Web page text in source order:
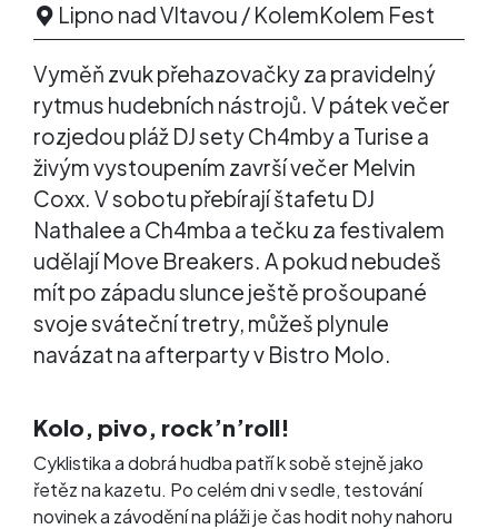
Lipno nad Vltavou / KolemKolem Fest
Vyměň zvuk přehazovačky za pravidelný
rytmus hudebních nástrojů. V pátek večer
rozjedou pláž DJ sety Ch4mby a Turise a
živým vystoupením završí večer Melvin
Coxx. V sobotu přebírají štafetu DJ
Nathalee a Ch4mba a tečku za festivalem
udělají Move Breakers. A pokud nebudeš
mít po západu slunce ještě prošoupané
svoje sváteční tretry, můžeš plynule
navázat na afterparty v Bistro Molo.
Kolo, pivo, rock’n’roll!
Cyklistika a dobrá hudba patří k sobě stejně jako
řetěz na kazetu. Po celém dni v sedle, testování
novinek a závodění na pláži je čas hodit nohy nahoru